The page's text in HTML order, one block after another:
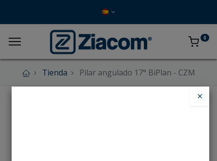
0
Tienda Pilar angulado 17° BiPlan - CZM
×